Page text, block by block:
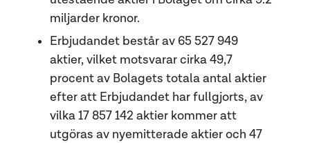
miljarder kronor.
Erbjudandet består av 65 527 949
aktier, vilket motsvarar cirka 49,7
procent av Bolagets totala antal aktier
efter att Erbjudandet har fullgjorts, av
vilka 17 857 142 aktier kommer att
utgöras av nyemitterade aktier och 47